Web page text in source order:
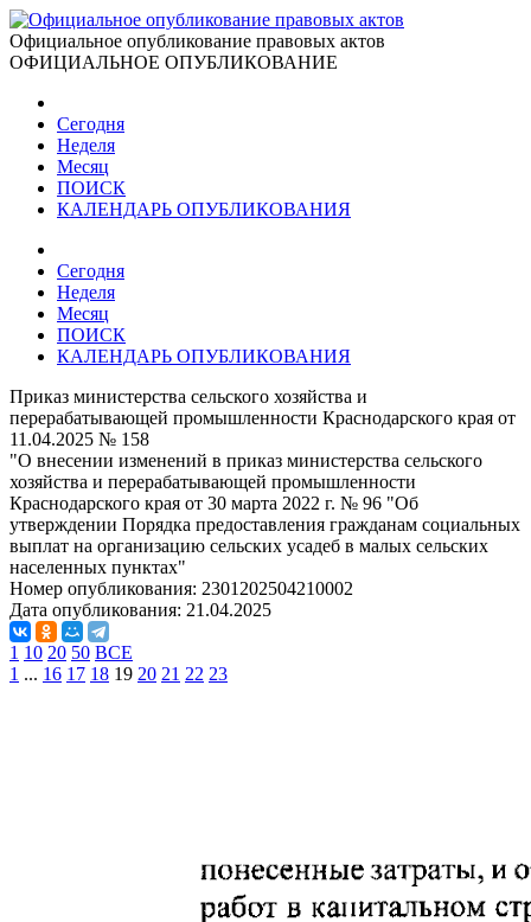
Официальное опубликование правовых актов
ОФИЦИАЛЬНОЕ ОПУБЛИКОВАНИЕ
Сегодня
Неделя
Месяц
ПОИСК
КАЛЕНДАРЬ ОПУБЛИКОВАНИЯ
Сегодня
Неделя
Месяц
ПОИСК
КАЛЕНДАРЬ ОПУБЛИКОВАНИЯ
Приказ министерства сельского хозяйства и
перерабатывающей промышленности Краснодарского края от
11.04.2025 № 158
"О внесении изменений в приказ министерства сельского
хозяйства и перерабатывающей промышленности
Краснодарского края от 30 марта 2022 г. № 96 "Об
утверждении Порядка предоставления гражданам социальных
выплат на организацию сельских усадеб в малых сельских
населенных пунктах"
Номер опубликования: 2301202504210002
Дата опубликования: 21.04.2025
1 10 20 50 ВСЕ
1 ... 16 17 18 19 20 21 22 23